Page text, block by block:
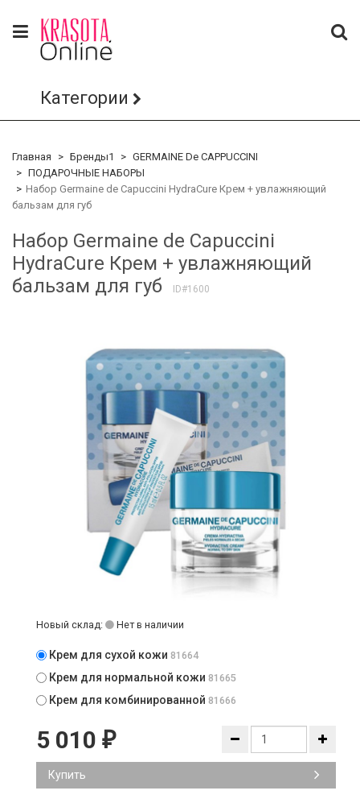
Категории
Главная Бренды1
GERMAINE De CAPPUCCINI
ПОДАРОЧНЫЕ НАБОРЫ
Набор Germaine de Capuccini HydraCure Крем + увлажняющий
бальзам для губ
Набор Germaine de Capuccini
HydraCure Крем + увлажняющий
бальзам для губ
ID#1600
Новый склад: Нет в наличии
Крем для сухой кожи 81664
Крем для нормальной кожи 81665
Крем для комбинированной 81666
5 010 ₽
Купить